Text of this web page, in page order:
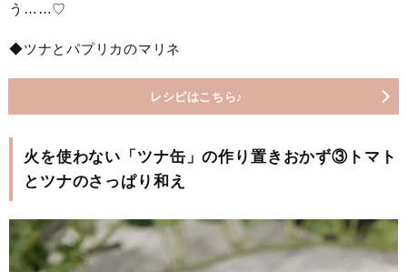
う……♡
◆ツナとパプリカのマリネ
レシピはこちら♪
火を使わない「ツナ缶」の作り置きおかず③トマト
とツナのさっぱり和え